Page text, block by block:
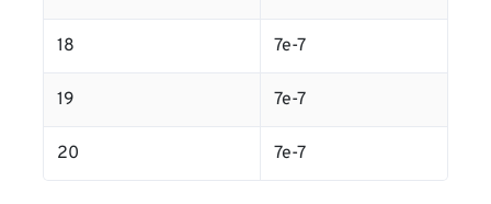
18 7e-7
19 7e-7
20 7e-7